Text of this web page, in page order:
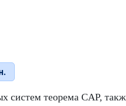
систем теорема CAP,